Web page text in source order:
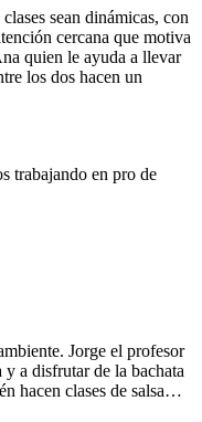
sean dinámicas, con
cercana que motiva
quien le ayuda a llevar
los dos hacen un
trabajando en pro de
Jorge el profesor
y a disfrutar de la bachata
hacen clases de salsa…